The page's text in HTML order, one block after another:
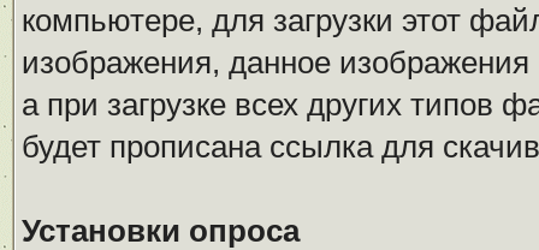
компьютере, для загрузки этот
изображения, данное
а при загрузке всех других типов
будет прописана ссылка для
Установки опроса